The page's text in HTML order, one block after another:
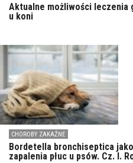
Aktualne możliwości
u koni
CHOROBY ZAKAŹNE
Bordetella bronchiseptica
zapalenia płuc u psów. Cz. I.